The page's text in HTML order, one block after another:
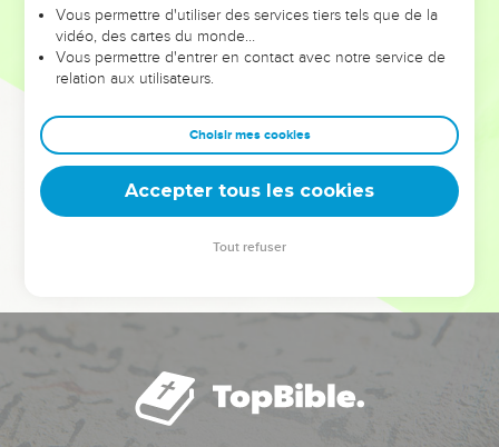
et les saisons difficiles qu'ils ont traversés, alors même que ce
sont elles qui les ont façonnés.
Dans cette conférence, leaders, entrepreneurs, et responsables
clés pour avancer avec plus de sagesse afin que leurs erreurs
deviennent vos tremplins. Que vous guidiez un ministère, une
équipe, un groupe ou une famille, leur expérience est faite
Vous permettre d'utiliser des services tiers tels que de la
vidéo, des cartes du monde…
Vous permettre d'entrer en contact avec notre service de
relation aux utilisateurs.
Choisir mes cookies
Accepter tous les cookies
Tout refuser